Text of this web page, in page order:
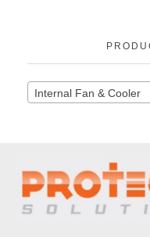
Internal Fan & Cooler